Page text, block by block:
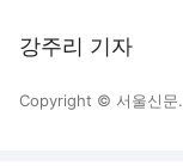
강주리 기자
Copyright © 서울신문.